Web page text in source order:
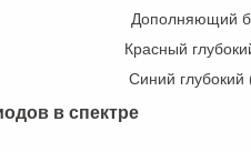
в спектре
Дополняющий
Красный
Синий глубокий